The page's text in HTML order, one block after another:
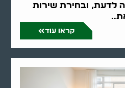
לדעת, ובחירת שירות
קראו עוד